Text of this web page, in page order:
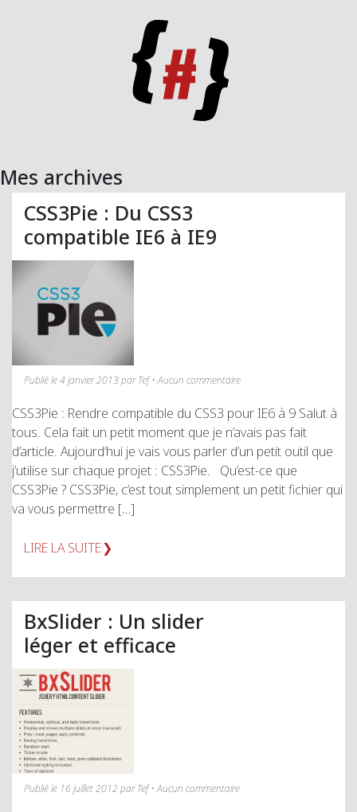
Mes archives
CSS3Pie : Du CSS3
compatible IE6 à IE9
Publié le 4 janvier 2013 par Tef • Aucun commentaire
CSS3Pie : Rendre compatible du CSS3 pour IE6 à 9 Salut à
tous. Cela fait un petit moment que je n’avais pas fait
d’article. Aujourd’hui je vais vous parler d’un petit outil que
j’utilise sur chaque projet : CSS3Pie. Qu’est-ce que
CSS3Pie ? CSS3Pie, c’est tout simplement un petit fichier qui
va vous permettre […]
LIRE LA SUITE
BxSlider : Un slider
léger et efficace
Publié le 16 juillet 2012 par Tef • Aucun commentaire